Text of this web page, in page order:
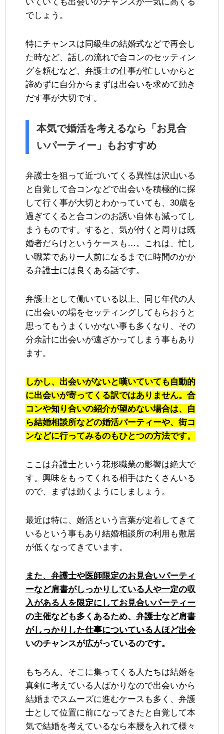
でしょう。
特にチャンスは同級生の結婚式などで再会し
た時など、話しの流れで合コンのセッティン
グを頼むなど、弁護士の仕事が忙しいからと
諦めずに自分からまずは出会いを求めて動き
だす事が大切です。
本気で婚活を考えるなら「お見合
いパーティー」もおすすめ
弁護士を狙って近づいてくる異性は沢山いる
と自覚して合コンなどで出会いを積極的に探
して行く事が大切とわかっていても、30歳を
過ぎてくると合コンのお誘い自体も減ってし
まうものです。すると、気が付くと周りは既
婚者だらけというケースも…。これは、忙し
い職業であり一人前になるまでに時間のかか
る弁護士には良くある話です。
弁護士として働いている以上、同じ年代の人
に出会いの場をセッティングしてもらおうと
思ってもうまくいかない事も多くなり、その
分余計に出会いが遠ざかってしまう事もあり
ます。
しかし、出会いがないと嘆いていても自動的
に出会いが寄ってくる訳ではありません。合
コンや知り合いの紹介が望めない場合は、自
ら結婚相談所などの婚活パーティーや、街コ
ンなどに行ってみるのもひとつの方法です。
ここは弁護士という花形職業の影響は絶大で
す。興味をもってくれる相手はたくさんいる
ので、まずは動くようにしましょう。
最近は特に、婚活という言葉が定着してきて
いるという事もあり結婚相談所の利用も敷居
が低くなってきています。
また、弁護士や医師限定のお見合いパーティ
ーなど肩書がしっかりしている人や一定の収
入がある人を限定にしてお見合いパーティー
の主催なども多くあるため、弁護士など肩書
がしっかりした仕事についている人ほど出会
いのチャンスが広がっているのです。
もちろん、そこに集ってくる人たちは結婚を
真剣に考えている人ばかりなので出会いから
結婚までスムーズに進むケースも多く、弁護
士として位置に前になってきたと自覚して本
気で結婚を考えているなら本腰を入れて様々